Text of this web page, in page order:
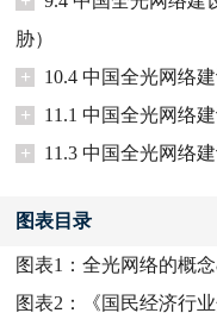
胁）
+
10.4 中国全光网络
+
11.1 中国全光网络
+
11.3 中国全光网络
图表目录
图表1：全光网络的概
图表2：
《国民经济行